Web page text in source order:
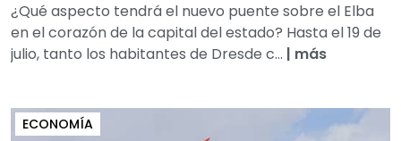
¿Qué aspecto tendrá el nuevo puente sobre el Elba
en el corazón de la capital del estado? Hasta el 19 de
julio, tanto los habitantes de Dresde c... | más
ECONOMÍA